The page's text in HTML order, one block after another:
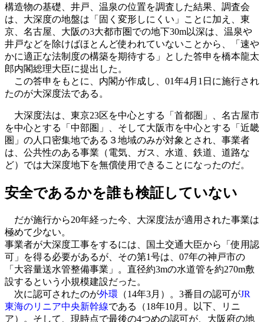
構造物の基礎、井戸、温泉の位置を調査した結果、調査会
は、大深度の地盤は「固く変形しにくい」ことに加え、東
京、名古屋、大阪の3大都市圏での地下30m以深は、温泉や
井戸などを除けばほとんど使われていないことから、「速や
かに適正な法制度の構築を期待する」とした答申を橋本龍太
郎内閣総理大臣に提出した。
この答申をもとに、内閣が作成し、01年4月1日に施行され
たのが大深度法である。
大深度法は、東京23区を中心とする「首都圏」、名古屋市
を中心とする「中部圏」、そして大阪市を中心とする「近畿
圏」の人口密集地である３地域のみが対象とされ、事業者
は、公共性のある事業（電気、ガス、水道、鉄道、道路な
ど）では大深度地下を無償使用できることになったのだ。
安全であるかを誰も検証していない
だが施行から20年経った今、大深度法が適用された事業は
極めて少ない。
事業者が大深度工事をするには、国土交通大臣から「使用認
可」を得る必要があるが、その第1号は、07年の神戸市の
「大容量送水管整備事業」。直径約3mの水道管を約270m敷
設するという小規模建設だった。
次に認可されたのが外環 （14年3月）。3番目の認可がJR
東海のリニア中央新幹線である（18年10月。以下、リニ
ア）。そして、現時点で最後の4つめの認可が、大阪府の地